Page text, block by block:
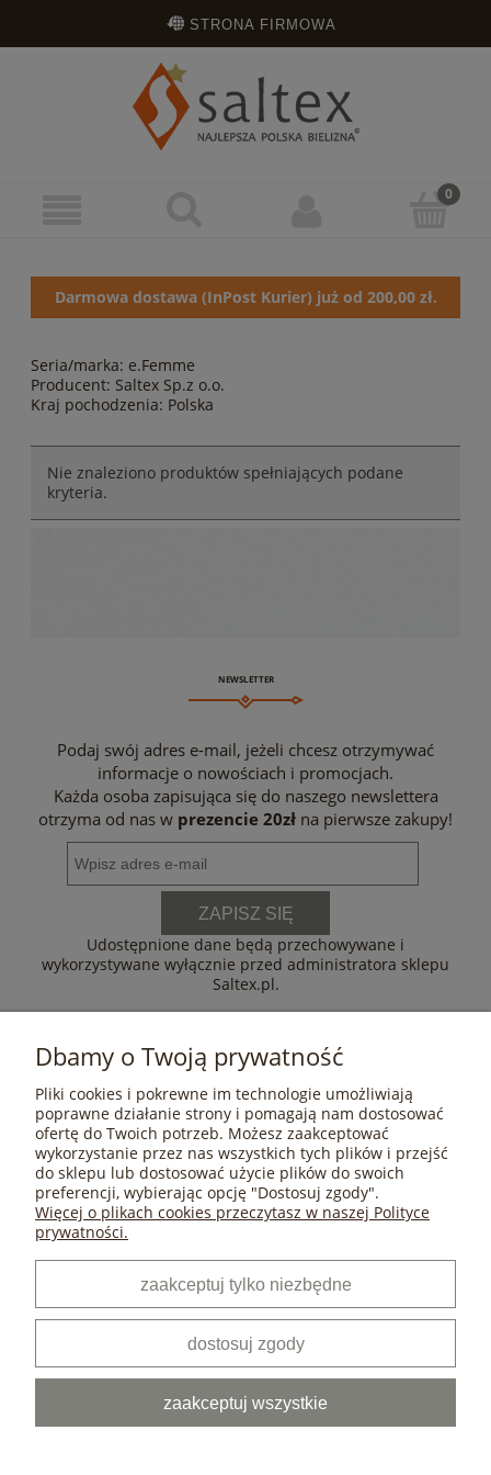
STRONA FIRMOWA
ZAREJESTRUJ SIĘ ZALOGUJ SIĘ
Darmowa dostawa (InPost Kurier) już od 200,00 zł.
Seria/marka: e.Femme
Producent: Saltex Sp.z o.o.
Kraj pochodzenia: Polska
Nie znaleziono produktów spełniających podane
kryteria.
NEWSLETTER
Podaj swój adres e-mail, jeżeli chcesz otrzymywać
informacje o nowościach i promocjach.
Każda osoba zapisująca się do naszego newslettera
otrzyma od nas w prezencie 20zł na pierwsze zakupy!
ZAPISZ SIĘ
Udostępnione dane będą przechowywane i
wykorzystywane wyłącznie przed administratora sklepu
Saltex.pl.
POMOC
MOJE KONTO
PŁATNOŚCI I DOSTAWA
O NAS
Dbamy o Twoją prywatność
Pliki cookies i pokrewne im technologie umożliwiają
poprawne działanie strony i pomagają nam dostosować
ofertę do Twoich potrzeb. Możesz zaakceptować
wykorzystanie przez nas wszystkich tych plików i przejść
do sklepu lub dostosować użycie plików do swoich
preferencji, wybierając opcję "Dostosuj zgody".
Więcej o plikach cookies przeczytasz w naszej Polityce
prywatności.
zaakceptuj tylko niezbędne
dostosuj zgody
zaakceptuj wszystkie